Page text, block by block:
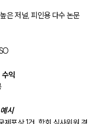
은 저널, 피인용 다수 논문
익
시